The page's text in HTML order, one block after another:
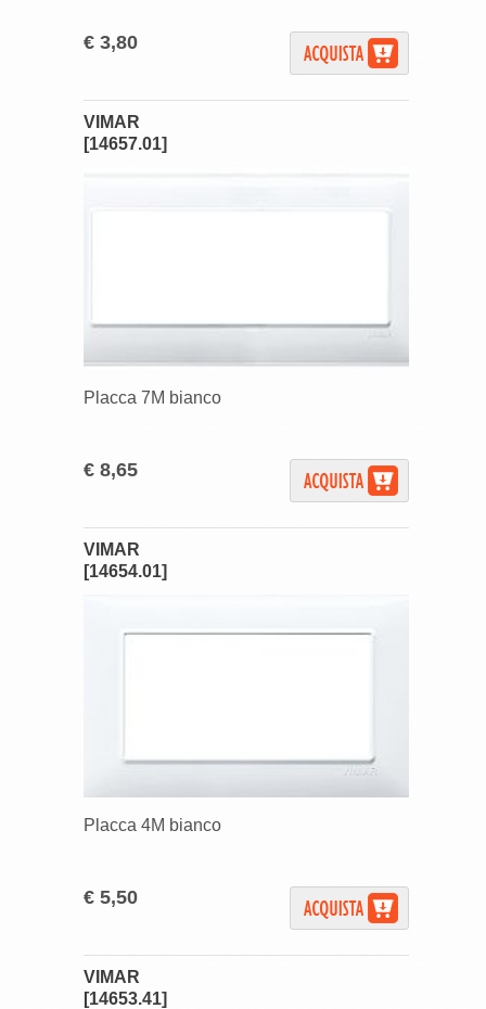
€ 3,80
VIMAR
[14657.01]
Placca 7M bianco
€ 8,65
VIMAR
[14654.01]
Placca 4M bianco
€ 5,50
VIMAR
[14653.41]